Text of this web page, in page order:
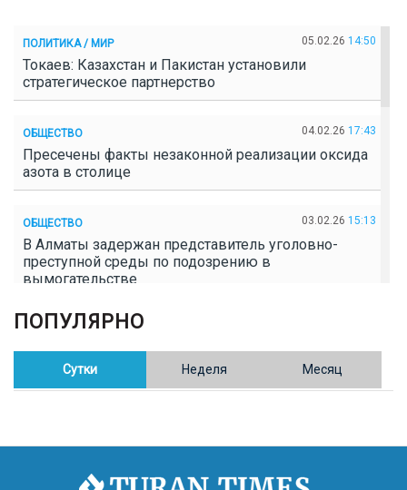
ПОЛИТИКА / МИР 05.02.26 14:50
Токаев: Казахстан и Пакистан установили
стратегическое партнерство
ОБЩЕСТВО 04.02.26 17:43
Пресечены факты незаконной реализации оксида
азота в столице
ОБЩЕСТВО 03.02.26 15:13
В Алматы задержан представитель уголовно-
преступной среды по подозрению в
вымогательстве
ОБЩЕСТВО
Полицейские пресекли незаконное выращивание
конопли в Таразе
Казахстан возглавил Договор о зоне, свободной от
ПОПУЛЯРНО
Сутки Неделя Месяц